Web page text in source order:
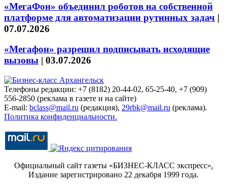
«МегаФон» объединил роботов на собственной
платформе для автоматизации рутинных задач |
07.07.2026
«Мегафон» разрешил подписывать исходящие
вызовы | 03.07.2026
Телефоны редакции: +7 (8182) 20-44-02, 65-25-40, +7 (909)
556-2850 (реклама в газете и на сайте)
E-mail: bclass@mail.ru (редакция), 29rbk@mail.ru (реклама).
Политика конфиденциальности.
Официальный сайт газеты «БИЗНЕС-КЛАСС экспресс».
Издание зарегистрировано 22 декабря 1999 года.